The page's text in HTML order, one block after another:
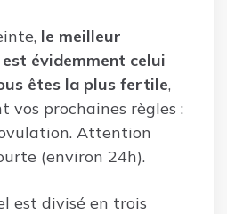
le meilleur
évidemment celui
êtes la plus fertile,
vos prochaines règles :
Attention
(environ 24h).
est divisé en trois